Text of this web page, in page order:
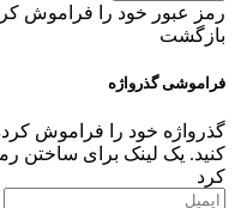
رمز عبور خود را فراموش
بازگشت
فراموشی گذرواژه
گذرواژه خود را فراموش کرده
کنید. یک لینک برای ساختن
کرد